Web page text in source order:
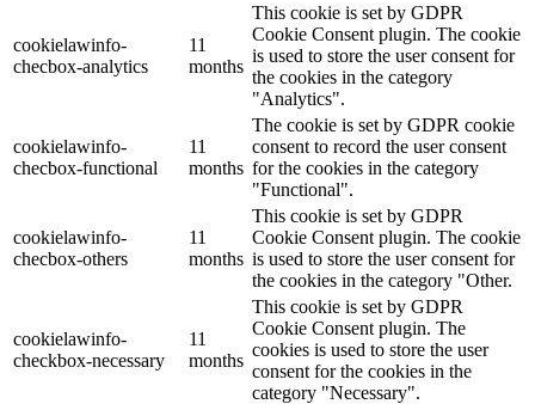
cookielawinfo-
checbox-analytics
11
months
This cookie is set by GDPR
Cookie Consent plugin. The cookie
is used to store the user consent for
the cookies in the category
"Analytics".
cookielawinfo-
checbox-functional
11
months
The cookie is set by GDPR cookie
consent to record the user consent
for the cookies in the category
"Functional".
cookielawinfo-
checbox-others
11
months
This cookie is set by GDPR
Cookie Consent plugin. The cookie
is used to store the user consent for
the cookies in the category "Other.
cookielawinfo-
checkbox-necessary
11
months
This cookie is set by GDPR
Cookie Consent plugin. The
cookies is used to store the user
consent for the cookies in the
category "Necessary".